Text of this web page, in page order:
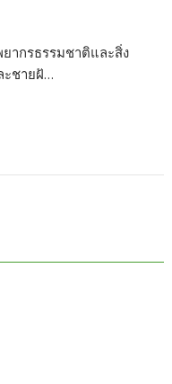
ากรธรรมชาติและสิ่ง
ะชายฝั…